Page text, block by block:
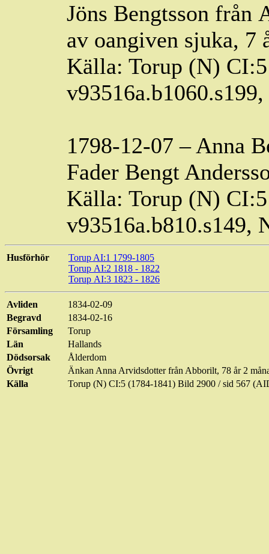
Jöns Bengtsson från
av oangiven sjuka, 7
Källa: Torup (N)
1798-12-07 – Anna
Fader Bengt
Källa: Torup (N)
Husförhör
Torup AI:1 1799-1805
Torup AI:2 1818 - 1822
Torup AI:3 1823 - 1826
Avliden
1834-02-09
Begravd
1834-02-16
Församling
Torup
Län
Hallands
Dödsorsak
Ålderdom
Övrigt
Änkan Anna Arvidsdotter från Abborilt, 78 år 2
Källa
Torup (N) CI:5 (1784-1841) Bild 2900 / sid 567